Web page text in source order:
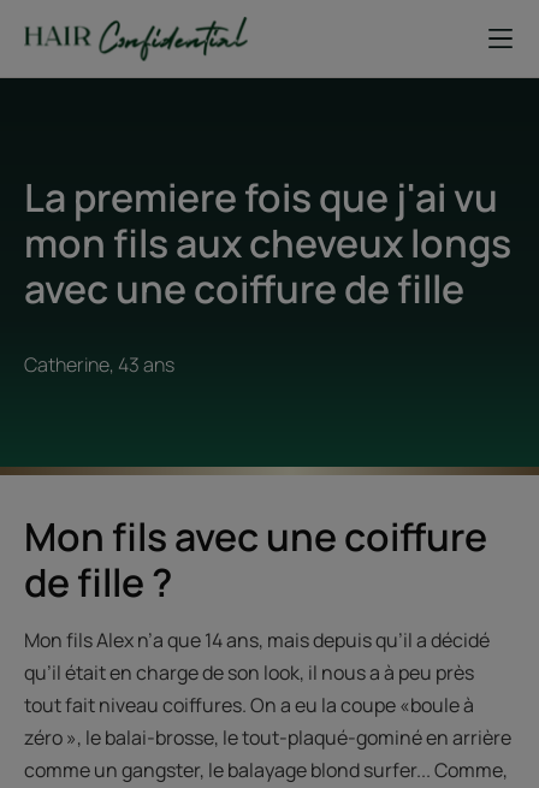
La premiere fois que j'ai vu
mon fils aux cheveux longs
avec une coiffure de fille
Catherine, 43 ans
Mon fils avec une coiffure
de fille ?
Mon fils Alex n’a que 14 ans, mais depuis qu’il a décidé
qu’il était en charge de son look, il nous a à peu près
tout fait niveau coiffures. On a eu la coupe «boule à
zéro », le balai-brosse, le tout-plaqué-gominé en arrière
comme un gangster, le balayage blond surfer... Comme,